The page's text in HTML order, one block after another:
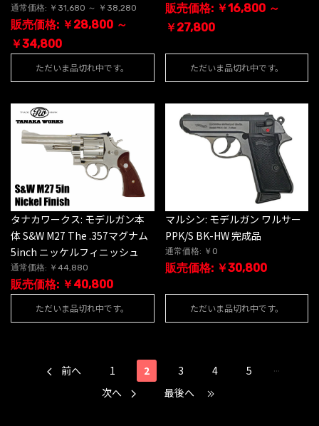
通常価格: ￥31,680 ～ ￥38,280
販売価格: ￥28,800 ～
￥34,800
ただいま品切れ中です。
販売価格: ￥16,800 ～
￥27,800
ただいま品切れ中です。
タナカワークス: モデルガン本
体 S&W M27 The .357マグナム
5inch ニッケルフィニッシュ
通常価格: ￥44,880
販売価格: ￥40,800
ただいま品切れ中です。
マルシン: モデルガン ワルサー
PPK/S BK-HW 完成品
通常価格: ￥0
販売価格: ￥30,800
ただいま品切れ中です。
前へ 1 2 3 4 5
...
次へ
最後へ